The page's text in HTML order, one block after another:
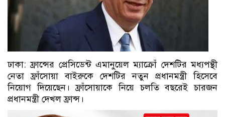
ঢাকা: ফ্রান্সের প্রেসিডেন্ট এমানুয়েল ম্যাক্রোঁ দেশটির মধ্যপন্থী
নেতা ফ্রাঁসোয়া বাইরুকে দেশটির নতুন প্রধানমন্ত্রী হিসেবে
নিয়োগ দিয়েছেন। ফ্রাঁসোয়াকে নিয়ে চলতি বছরেই চারজন
প্রধানমন্ত্রী দেখল ফ্রান্স।